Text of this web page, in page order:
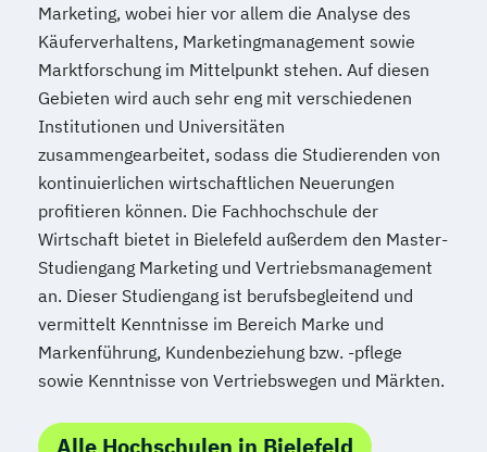
Marketing, wobei hier vor allem die Analyse des
Käuferverhaltens, Marketingmanagement sowie
Marktforschung im Mittelpunkt stehen. Auf diesen
Gebieten wird auch sehr eng mit verschiedenen
Institutionen und Universitäten
zusammengearbeitet, sodass die Studierenden von
kontinuierlichen wirtschaftlichen Neuerungen
profitieren können. Die Fachhochschule der
Wirtschaft bietet in Bielefeld außerdem den Master-
Studiengang Marketing und Vertriebsmanagement
an. Dieser Studiengang ist berufsbegleitend und
vermittelt Kenntnisse im Bereich Marke und
Markenführung, Kundenbeziehung bzw. -pflege
sowie Kenntnisse von Vertriebswegen und Märkten.
Alle Hochschulen in Bielefeld